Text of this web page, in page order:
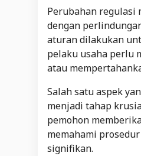
Perubahan regulasi
dengan
aturan dilakukan
pelaku usaha perlu
atau
Salah satu aspek
menjadi tahap
pemohon
memahami
signifikan.